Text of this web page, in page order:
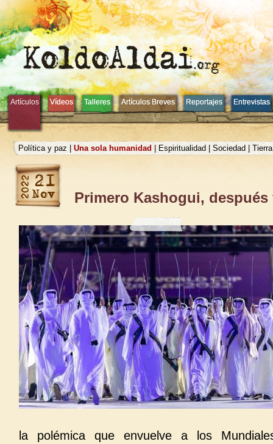
Artículos Vídeos Talleres Artículos Breves Reportajes Entrevistas
Artículos Vídeos Talleres Artículos Breves Reportajes Entrevistas
Política y paz Una sola humanidad Espiritualidad Sociedad
Primero Kashogui,
la polémica que envuelve a los